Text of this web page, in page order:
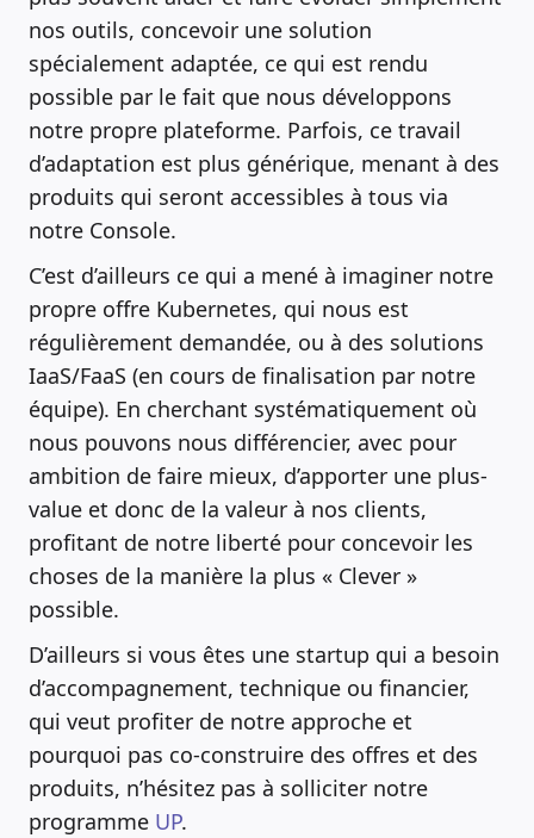
nos outils, concevoir une solution
spécialement adaptée, ce qui est rendu
possible par le fait que nous développons
notre propre plateforme. Parfois, ce travail
d’adaptation est plus générique, menant à des
produits qui seront accessibles à tous via
notre Console.
C’est d’ailleurs ce qui a mené à imaginer notre
propre offre Kubernetes, qui nous est
régulièrement demandée, ou à des solutions
IaaS/FaaS (en cours de finalisation par notre
équipe). En cherchant systématiquement où
nous pouvons nous différencier, avec pour
ambition de faire mieux, d’apporter une plus-
value et donc de la valeur à nos clients,
profitant de notre liberté pour concevoir les
choses de la manière la plus « Clever »
possible.
D’ailleurs si vous êtes une startup qui a besoin
d’accompagnement, technique ou financier,
qui veut profiter de notre approche et
pourquoi pas co-construire des offres et des
produits, n’hésitez pas à solliciter notre
programme UP.